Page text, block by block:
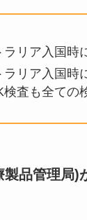
ラリア入国時
ラリア入国時
検査も全ての
品管理局)